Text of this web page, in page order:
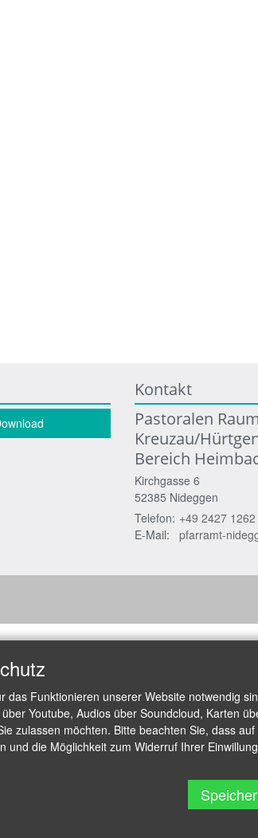
Kontakt
Pastoralen Raum
Kreuzau/
Bereich
Kirchgasse 6
52385 Nideggen
Telefon: +49 2427 1262
E-Mail:
pfarramt-
Funktionieren unserer Website notwendig
Youtube, Audios über Soundcloud, Karten
zulassen möchten. Bitte beachten Sie, dass
die Möglichkeit zum Widerruf Ihrer